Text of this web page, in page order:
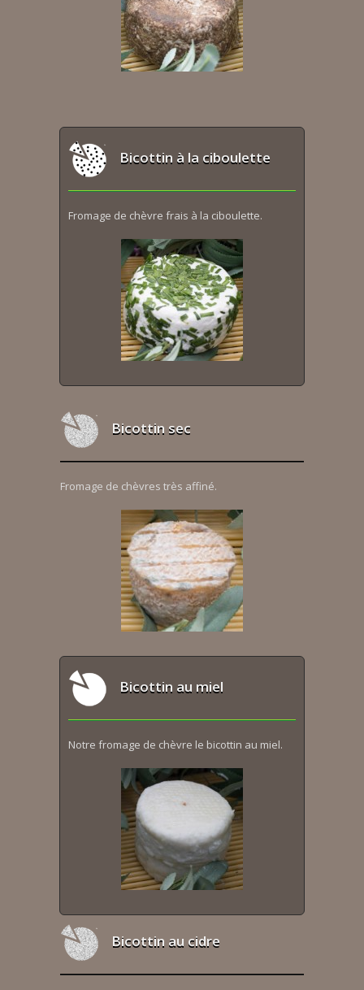
Bicottin à la ciboulette
Fromage de chèvre frais à la ciboulette.
Bicottin sec
Fromage de chèvres très affiné.
Bicottin au miel
Notre fromage de chèvre le bicottin au miel.
Bicottin au cidre